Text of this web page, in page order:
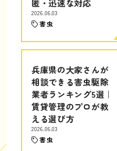
匿・迅速な対応
2026.06.03
害虫
兵庫県の大家さんが
相談できる害虫駆除
業者ランキング5選｜
賃貸管理のプロが教
える選び方
2026.06.03
害虫